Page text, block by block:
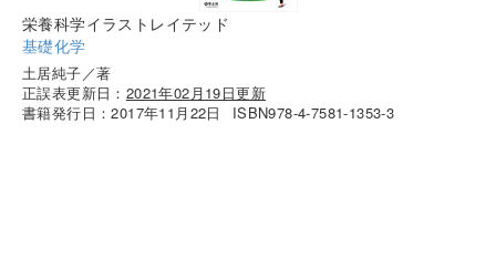
栄養科学イラストレイテッド
基礎化学
土居純子／著
正誤表更新日： 2021年02月19日更新
書籍発行日：2017年11月22日
ISBN978-4-7581-1353-3